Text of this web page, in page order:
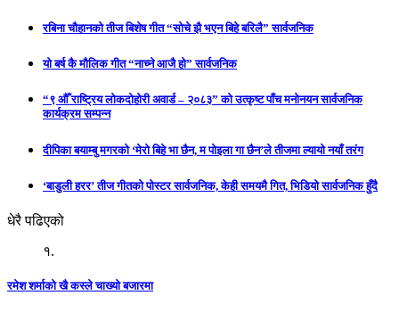
रबिना चौहानको तीज बिशेष गीत “सोचे झै भएन बिहे बरिलै” सार्वजनिक
यो बर्ष कै मौलिक गीत “नाच्ने आजै हो” सार्वजनिक
“९ औँ राष्ट्रिय लोकदोहोरी अवार्ड – २०८३” को उत्कृष्ट पाँच मनोनयन सार्वजनिक
कार्यक्रम सम्पन्न
दीपिका बयाम्बु मगरको ‘मेरो बिहे भा छैन, म पोइला गा छैन’ले तीजमा ल्यायो नयाँ तरंग
‘बाडुली हरर’ तीज गीतको पोस्टर सार्वजनिक, केही समयमै गित, भिडियो सार्वजनिक हुँदै
धेरै पढिएको
१.
रमेश शर्माको खै कस्ले चाख्यो बजारमा